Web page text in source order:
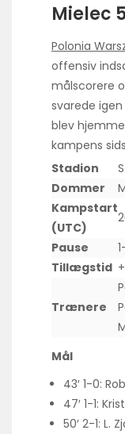
Mielec
Polonia
offensiv
målscorere
svarede
blev
kampens
Stadion
Dommer
Kampstart
(UTC)
Pause
Tillægstid
Trænere
Mål
43′ 1-0:
47′ 1-1:
50′ 2-1: L.